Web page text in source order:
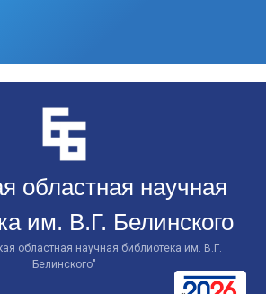
областная научная
им. В.Г. Белинского
областная научная библиотека им. В.Г.
Белинского"